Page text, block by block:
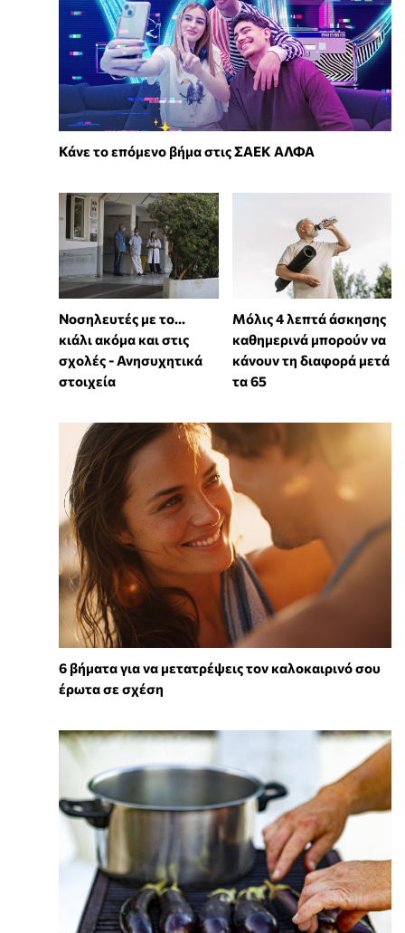
Κάνε το επόμενο βήμα στις ΣΑΕΚ ΑΛΦΑ
Νοσηλευτές με το...
κιάλι ακόμα και στις
σχολές - Ανησυχητικά
στοιχεία
Μόλις 4 λεπτά άσκησης
καθημερινά μπορούν να
κάνουν τη διαφορά μετά
τα 65
6 βήματα για να μετατρέψεις τον καλοκαιρινό σου
έρωτα σε σχέση